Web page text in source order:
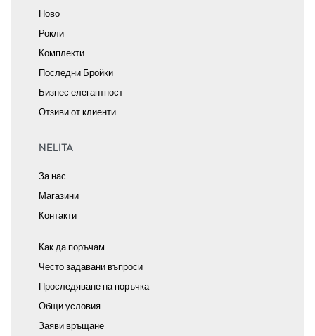
Ново
Рокли
Комплекти
Последни Бройки
Бизнес елегантност
Отзиви от клиенти
NELITA
За нас
Магазини
Контакти
Как да поръчам
Често задавани въпроси
Проследяване на поръчка
Общи условия
Заяви връщане